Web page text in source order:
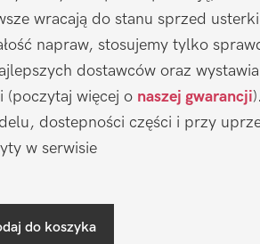
wracają do stanu sprzed
napraw, stosujemy tylko
dostawców oraz
(poczytaj więcej o naszej gwarancji).
dostepności części i przy
w serwisie
do koszyka